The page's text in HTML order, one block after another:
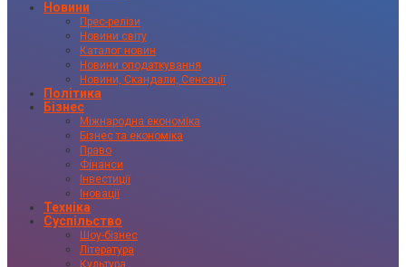
Новини
Прес-релізи
Новини світу
Каталог новин
Новини оподаткування
Новини, Скандали, Сенсації
Політика
Бізнес
Міжнародна економіка
Бізнес та економіка
Право
Фінанси
Інвестиції
Іновації
Техніка
Суспільство
Шоу-бізнес
Література
Культура